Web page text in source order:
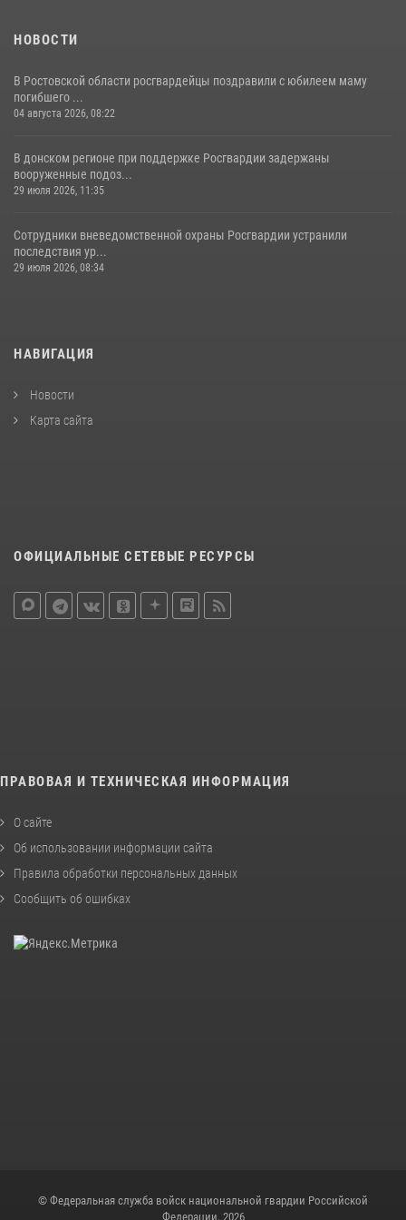
НОВОСТИ
В Ростовской области росгвардейцы поздравили с юбилеем маму
погибшего ...
04 августа 2026, 08:22
В донском регионе при поддержке Росгвардии задержаны
вооруженные подоз...
29 июля 2026, 11:35
Сотрудники вневедомственной охраны Росгвардии устранили
последствия ур...
29 июля 2026, 08:34
НАВИГАЦИЯ
Новости
Карта сайта
ОФИЦИАЛЬНЫЕ СЕТЕВЫЕ РЕСУРСЫ
ПРАВОВАЯ И ТЕХНИЧЕСКАЯ ИНФОРМАЦИЯ
О сайте
Об использовании информации сайта
Правила обработки персональных данных
Сообщить об ошибках
© Федеральная служба войск национальной гвардии Российской
Федерации, 2026